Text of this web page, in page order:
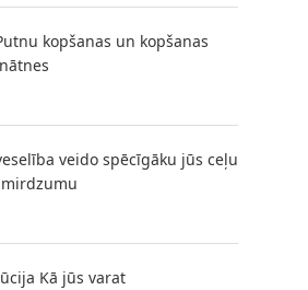
kopšanas un kopšanas
veido spēcīgāku jūs ceļu
Kā jūs varat